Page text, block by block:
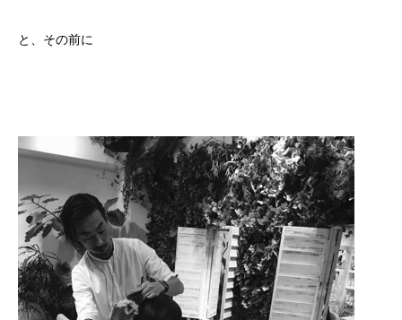
と、その前に